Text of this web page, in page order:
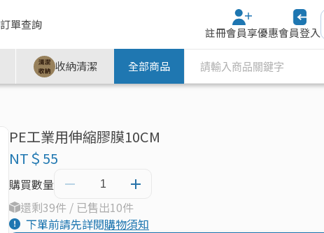
訂單查詢
註冊會員享優惠會員登入
收納清潔 全部商品
PE工業用伸縮膠膜10CM
NT＄55
購買數量
還剩39件 / 已售出10件
下單前請先詳閱購物須知